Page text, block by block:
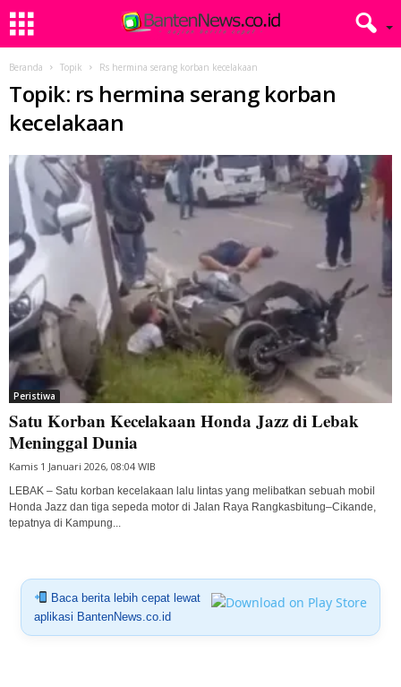
Beranda Topik Rs hermina serang korban kecelakaan
Topik: rs hermina serang korban
kecelakaan
Peristiwa
Satu Korban Kecelakaan Honda Jazz di Lebak
Meninggal Dunia
Kamis 1 Januari 2026, 08:04 WIB
LEBAK – Satu korban kecelakaan lalu lintas yang melibatkan sebuah mobil
Honda Jazz dan tiga sepeda motor di Jalan Raya Rangkasbitung–Cikande,
tepatnya di Kampung...
Baca berita lebih cepat lewat
aplikasi BantenNews.co.id